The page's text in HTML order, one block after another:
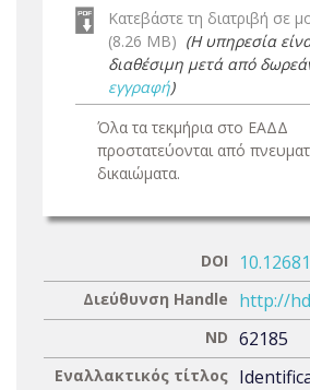
Κατεβάστε τη διατριβή σε
(8.26 MB) (Η υπηρεσία
διαθέσιμη μετά από
εγγραφή)
Όλα τα τεκμήρια στο ΕΑΔΔ
προστατεύονται από
δικαιώματα.
DOI
Διεύθυνση Handle http://
ND 62185
Εναλλακτικός τίτλος